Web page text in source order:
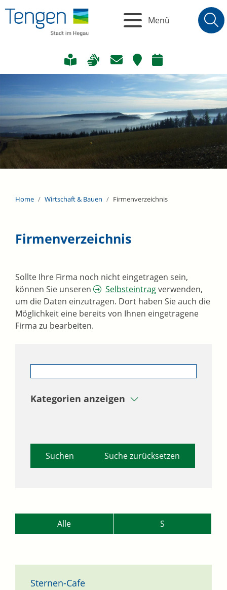
Menü
Home Wirtschaft & Bauen Firmenverzeichnis
Firmenverzeichnis
Sollte Ihre Firma noch nicht eingetragen sein,
können Sie unseren
Selbsteintragverwenden,
um die Daten einzutragen. Dort haben Sie auch die
Möglichkeit eine bereits von Ihnen eingetragene
Firma zu bearbeiten.
Kategorien anzeigen
Suche zurücksetzen
Alle S
Sternen-Cafe